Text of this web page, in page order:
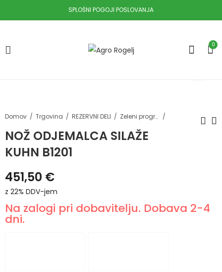
SPLOŠNI POGOJI POSLOVANJA
0
Domov Trgovina REZERVNI DELI Zeleni program in krmljenje
NOŽ ODJEMALCA SILAŽE
KUHN B1201
451,50 €
z 22% DDV-jem
Na zalogi pri dobavitelju. Dobava 2-4
dni.